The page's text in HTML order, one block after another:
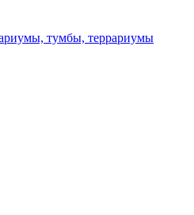
тумбы, террариумы